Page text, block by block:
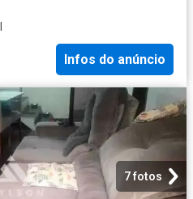
Infos do anúncio
7 fotos